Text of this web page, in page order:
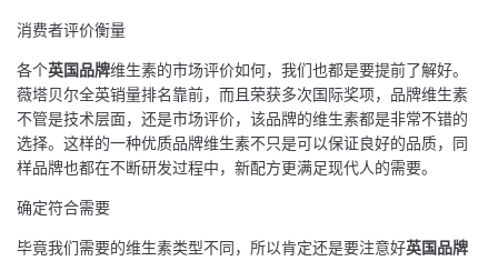
消费者评价衡量
各个英国品牌维生素的市场评价如何，我们也都是要提前了解好。
薇塔贝尔全英销量排名靠前，而且荣获多次国际奖项，品牌维生素
不管是技术层面，还是市场评价，该品牌的维生素都是非常不错的
选择。这样的一种优质品牌维生素不只是可以保证良好的品质，同
样品牌也都在不断研发过程中，新配方更满足现代人的需要。
确定符合需要
毕竟我们需要的维生素类型不同，所以肯定还是要注意好英国品牌